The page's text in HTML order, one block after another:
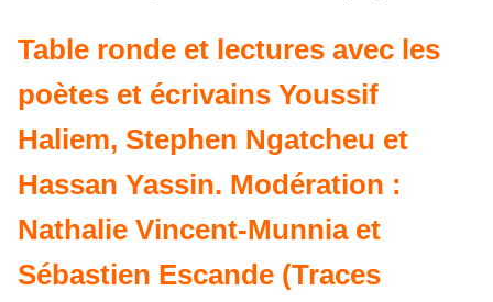
Table ronde et lectures avec les
poètes et écrivains Youssif
Haliem, Stephen Ngatcheu et
Hassan Yassin. Modération :
Nathalie Vincent-Munnia et
Sébastien Escande (Traces